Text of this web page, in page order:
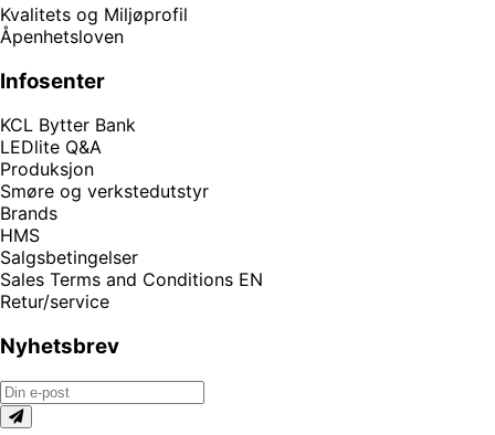
Kvalitets og Miljøprofil
Åpenhetsloven
Infosenter
KCL Bytter Bank
LEDlite Q&A
Produksjon
Smøre og verkstedutstyr
Brands
HMS
Salgsbetingelser
Sales Terms and Conditions EN
Retur/service
Nyhetsbrev